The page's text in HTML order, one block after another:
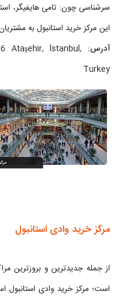
سرشناسی چون: تامی هایفیگر،
این مرکز خرید استانبول به
آدرس: Ataşehir, İstanbul,
Turkey
مرکز خرید وادی استانبول
است؛ مرکز خرید وادی استانبول